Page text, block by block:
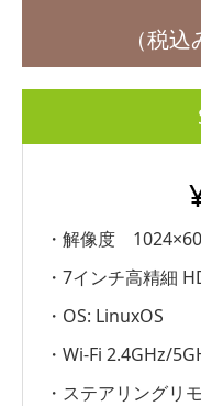
（税
・解像度
・7インチ高精細
・OS: LinuxOS
・Wi-Fi 2.4GHz/
・ステアリングリ